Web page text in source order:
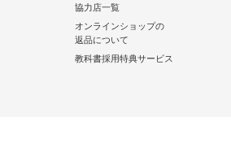
協力店一覧
オンラインショップの
返品について
教科書採用特典サービス